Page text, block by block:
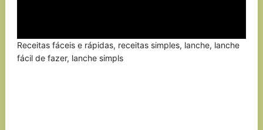
Receitas fáceis e rápidas, receitas simples, lanche, lanche
fácil de fazer, lanche simpls